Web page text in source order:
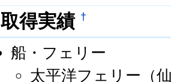
取得実績 †
船・フェリー
太平洋フェリー（